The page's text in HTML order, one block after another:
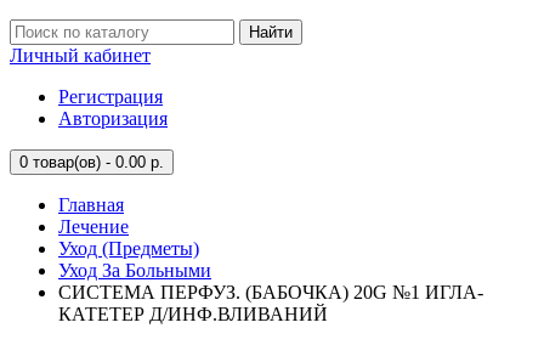
Найти
Личный кабинет
Регистрация
Авторизация
0 товар(ов) - 0.00 р.
Главная
Лечение
Уход (Предметы)
Уход За Больными
СИСТЕМА ПЕРФУЗ. (БАБОЧКА) 20G №1 ИГЛА-
КАТЕТЕР Д/ИНФ.ВЛИВАНИЙ